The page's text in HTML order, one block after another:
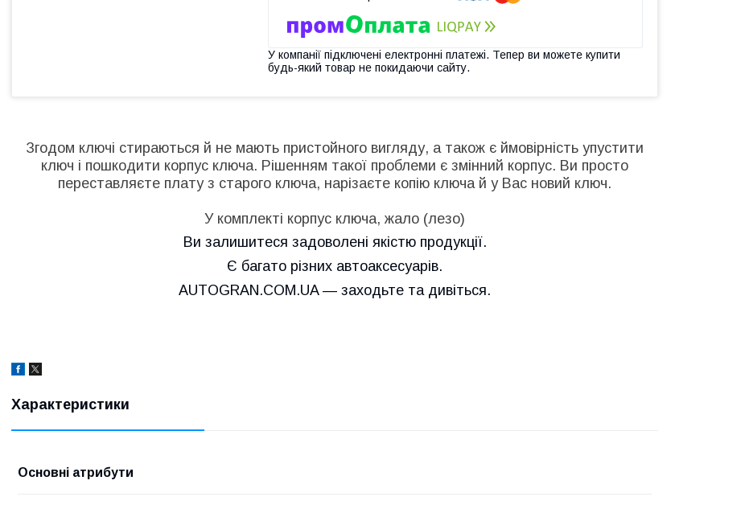
У компанії підключені електронні платежі. Тепер ви можете купити
будь-який товар не покидаючи сайту.
Згодом ключі стираються й не мають пристойного вигляду, а також є ймовірність упустити
ключ і пошкодити корпус ключа. Рішенням такої проблеми є змінний корпус. Ви просто
переставляєте плату з старого ключа, нарізаєте копію ключа й у Вас новий ключ.
У комплекті корпус ключа, жало (лезо)
Ви залишитеся задоволені якістю продукції.
Є багато різних автоаксесуарів.
AUTOGRAN.COM.UA — заходьте та дивіться.
Характеристики
Основні атрибути